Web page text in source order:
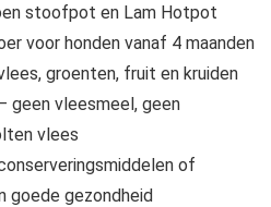
stoofpot en Lam Hotpot
voor honden vanaf 4 maanden
groenten, fruit en kruiden
geen vleesmeel, geen
vlees
of
goede gezondheid